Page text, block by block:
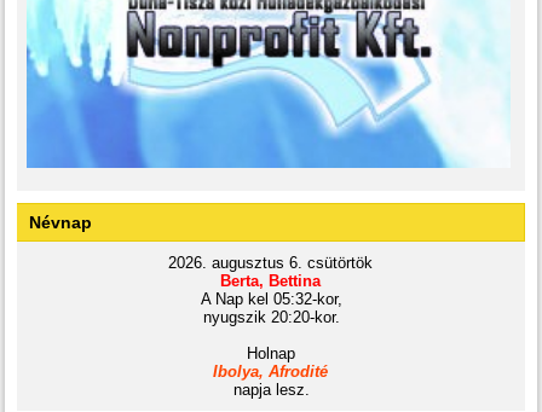
Névnap
2026. augusztus 6. csütörtök
Berta, Bettina
A Nap kel 05:32-kor,
nyugszik 20:20-kor.
Holnap
Ibolya, Afrodité
napja lesz.